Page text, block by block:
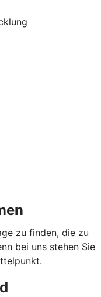
zu finden, die zu
bei uns stehen Sie